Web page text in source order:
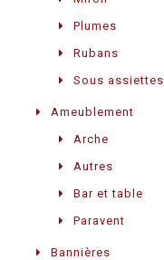
Plumes
Rubans
Sous assiettes
Ameublement
Arche
Autres
Bar et table
Paravent
Bannières